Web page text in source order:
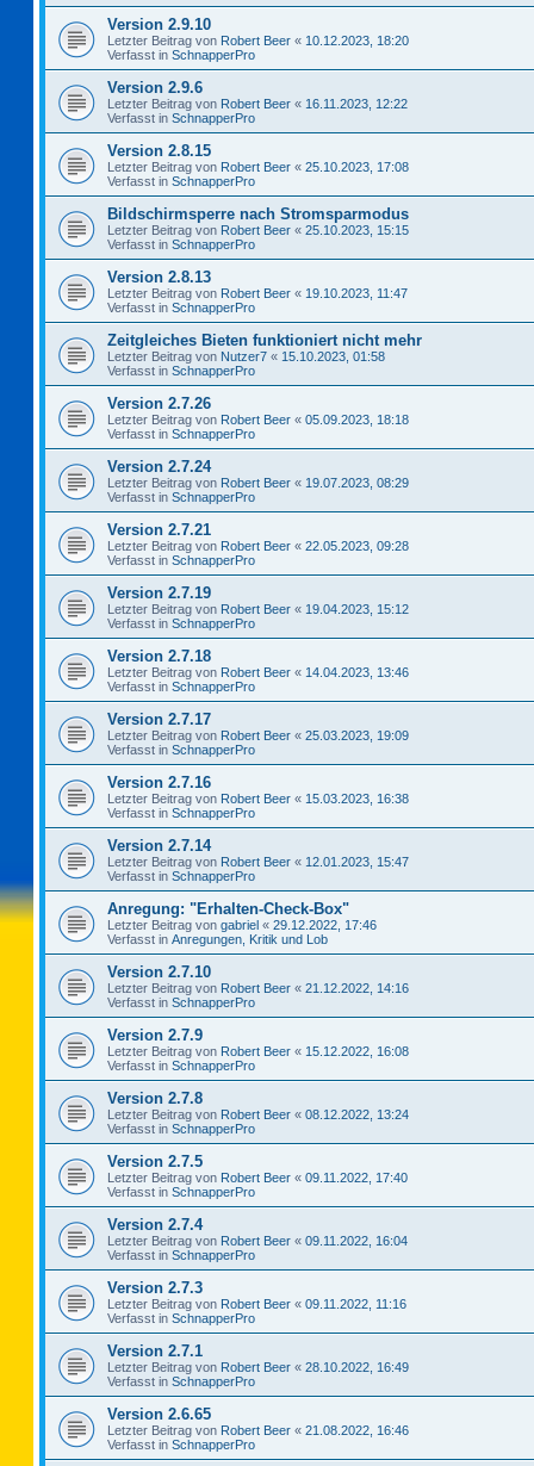
Version 2.9.10
Letzter Beitrag von Robert Beer « 10.12.2023, 18:20
Verfasst in SchnapperPro
Version 2.9.6
Letzter Beitrag von Robert Beer « 16.11.2023, 12:22
Verfasst in SchnapperPro
Version 2.8.15
Letzter Beitrag von Robert Beer « 25.10.2023, 17:08
Verfasst in SchnapperPro
Bildschirmsperre nach Stromsparmodus
Letzter Beitrag von Robert Beer « 25.10.2023, 15:15
Verfasst in SchnapperPro
Version 2.8.13
Letzter Beitrag von Robert Beer « 19.10.2023, 11:47
Verfasst in SchnapperPro
Zeitgleiches Bieten funktioniert nicht mehr
Letzter Beitrag von Nutzer7 « 15.10.2023, 01:58
Verfasst in SchnapperPro
Version 2.7.26
Letzter Beitrag von Robert Beer « 05.09.2023, 18:18
Verfasst in SchnapperPro
Version 2.7.24
Letzter Beitrag von Robert Beer « 19.07.2023, 08:29
Verfasst in SchnapperPro
Version 2.7.21
Letzter Beitrag von Robert Beer « 22.05.2023, 09:28
Verfasst in SchnapperPro
Version 2.7.19
Letzter Beitrag von Robert Beer « 19.04.2023, 15:12
Verfasst in SchnapperPro
Version 2.7.18
Letzter Beitrag von Robert Beer « 14.04.2023, 13:46
Verfasst in SchnapperPro
Version 2.7.17
Letzter Beitrag von Robert Beer « 25.03.2023, 19:09
Verfasst in SchnapperPro
Version 2.7.16
Letzter Beitrag von Robert Beer « 15.03.2023, 16:38
Verfasst in SchnapperPro
Version 2.7.14
Letzter Beitrag von Robert Beer « 12.01.2023, 15:47
Verfasst in SchnapperPro
Anregung: "Erhalten-Check-Box"
Letzter Beitrag von gabriel « 29.12.2022, 17:46
Verfasst in Anregungen, Kritik und Lob
Version 2.7.10
Letzter Beitrag von Robert Beer « 21.12.2022, 14:16
Verfasst in SchnapperPro
Version 2.7.9
Letzter Beitrag von Robert Beer « 15.12.2022, 16:08
Verfasst in SchnapperPro
Version 2.7.8
Letzter Beitrag von Robert Beer « 08.12.2022, 13:24
Verfasst in SchnapperPro
Version 2.7.5
Letzter Beitrag von Robert Beer « 09.11.2022, 17:40
Verfasst in SchnapperPro
Version 2.7.4
Letzter Beitrag von Robert Beer « 09.11.2022, 16:04
Verfasst in SchnapperPro
Version 2.7.3
Letzter Beitrag von Robert Beer « 09.11.2022, 11:16
Verfasst in SchnapperPro
Version 2.7.1
Letzter Beitrag von Robert Beer « 28.10.2022, 16:49
Verfasst in SchnapperPro
Version 2.6.65
Letzter Beitrag von Robert Beer « 21.08.2022, 16:46
Verfasst in SchnapperPro